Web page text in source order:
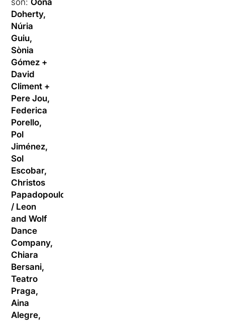
són:Oona
Doherty,
Núria
Guiu,
Sònia
Gómez +
David
Climent +
Pere Jou,
Federica
Porello,
Pol
Jiménez,
Sol
Escobar,
Christos
Papadopoulos
/ Leon
and Wolf
Dance
Company,
Chiara
Bersani,
Teatro
Praga,
Aina
Alegre,